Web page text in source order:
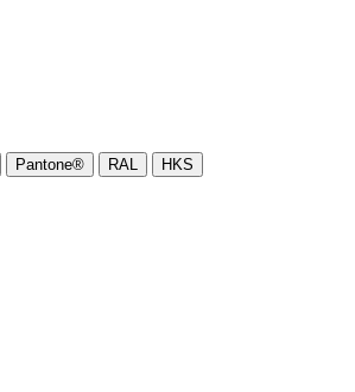
Pantone® RAL HKS